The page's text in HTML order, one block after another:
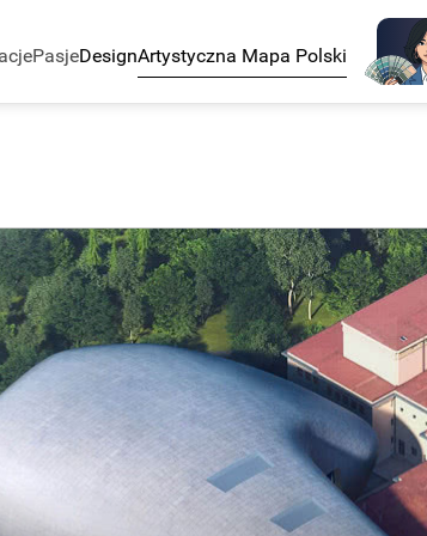
PasjeDesignArtystyczna Mapa Polski